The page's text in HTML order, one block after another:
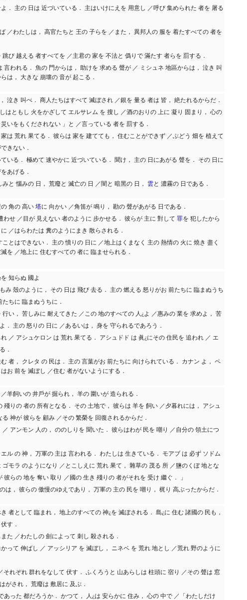
． 主の 日は 近づいている． 主はいけにえを 用意し ／呼び 集められた 者を 屠る
／わたしは， 高官たちと 王の 子らを ／また， 異邦人の 服を 着たすべての 者を
び 越える 者すべてを ／主君の 家を 不法と 僞りで 滿たす 者らを 罰する．
言われる． 魚の 門からは， 助けを 求める 聲が ／ ミシュネ 地區からは， 泣き 叫
は， 大きな 崩壞の 音が 起こる．
泣き 叫べ． 商人たちはすべて 滅ぼされ ／銀を 量る 者は 皆， 絶たれるからだ．
はともし 火をかざして エルサレム を 搜し ／酒のおりの 上に 凝り 固まり， 心の
いをもくだされない 」と ／言っている 者を 罰する．
は 荒れ 果てる． 彼らは 家を 建てても， 住むことができず ／ぶどう 畑を 植えて
きない．
いる． 極めて 速やかに 近づいている． 聞け， 主の 日にあがる 聲を． その 日に
あげる．
と 惱みの 日， 荒廢と 滅亡の 日 ／闇と 暗黑の 日， 雲と 濃霧の 日である．
角の 高い 塔に 向かい ／角笛が 鳴り， 勘の 聲があがる 日である．
わせ ／目が 見えない 者のように 步かせる． 彼らが 主に 對して 罪を 犯したから
／はらわたは 糞のようにまき 散らされる．
とはできない． 主の 憤りの 日に ／地上はくまなく 主の 熱情の 火に 燒き 盡く
を ／地上に 住むすべての 者に 臨ませられる．
知らぬ 國よ
み 殼のように， その 日は 飛び 去る． 主の 燃える 怒りがお 前たちに 臨まぬうち
ちに 臨まぬうちに．
行い， 苦しみに 耐えてきた ／この 地のすべての 人¿よ ／惠みの 業を 求めよ， 苦
． 主の 怒りの 日に ／あるいは， 身を 守られるであろう．
／ アシュケロン は 荒れ 果てる． アシュドド は 眞¿にその 住民を 追われ ／ エ
．
者， クレタ の 民は． 主の 言葉がお 前たちに 向けられている． カナン よ， ペ
お 前を 滅ぼし ／住む 者がないようにする．
羊飼いの 井戶が 掘られ， 羊の 圍いが 造られる．
殘りの 者の 所有となる． その 土地で， 彼らは 羊を 飼い ／夕暮れには， アシュ
神が 彼らを 顧み ／その 繁榮を 回復されるからだ．
アンモン 人の， ののしりを 聞いた． 彼らはわが 民を 嘲り ／自分の 領土につ
エル の 神， 万軍の 主は 言われる． わたしは 生きている． モアブ は 必ず ソドム
モラ のようになり ／とこしえに 荒れ 果て， 雜草の 茂る 所 ／鹽のくぼ 地とな
彼らの 地を 奪い 取り ／國の 生き 殘りの 者がそれを 受け 繼ぐ． 」
は， 彼らの 傲慢のゆえであり， 万軍の 主の 民を 嘲り， 梶り 高ぶったからだ．
者として 臨まれ， 地上のすべての 神¿を 滅ぼされる． 島¿に 住む 諸國の 民も，
す．
た ／わたしの 劍によって 刺し 殺される．
って 伸ばし ／ アッシリア を 滅ぼし， ニネベ を 荒れ 地とし ／荒れ 野のように
それぞれ 群れをなして 伏す． ふくろうと 山あらしは 柱頭に 宿り ／その 聲は 窓
がされ， 荒廢は 敷居に 及ぶ．
あった 都だろうか． かつて， 人¿は 安らかに 住み， 心の 中で ／「わたしだけ